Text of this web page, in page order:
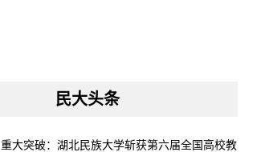
民大头条
重大突破：湖北民族大学斩获第六届全国高校教